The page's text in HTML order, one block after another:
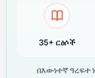
35+ ርዕሶች
በእውነተኛ